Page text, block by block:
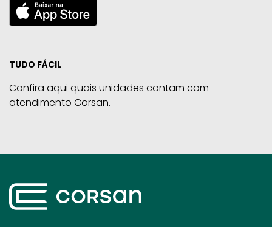
TUDO FÁCIL
Confira aqui quais unidades contam com
atendimento Corsan.